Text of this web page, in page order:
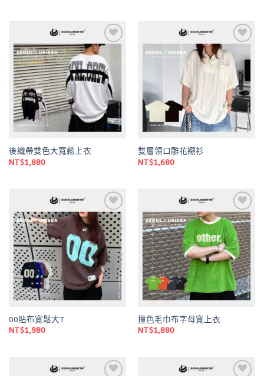
Add to
wishlist
後織帶雙色大寬鬆上衣
NT$1,880
Add to
wishlist
雙層領口雕花襯衫
NT$1,680
Add to
wishlist
00貼布寬鬆大T
NT$1,980
Add to
wishlist
撞色毛巾布字母寬上衣
NT$1,880